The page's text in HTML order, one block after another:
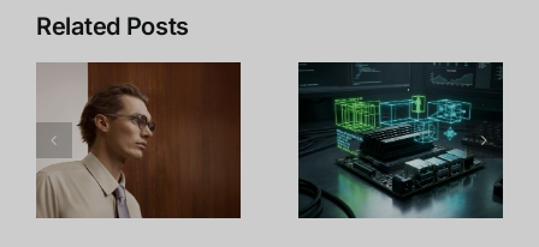
Related Posts
Jetson Orin
Nano vs
NX: เลือก
แพลตฟอร์ม
Edge AI ให้
10 เทคนิค
ปลดล็อก
Meta Quest
3 เพิ่มพลัง
จริงได้ถึง